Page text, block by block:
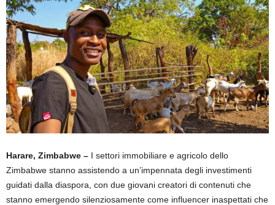
Harare, Zimbabwe – I settori immobiliare e agricolo dello
Zimbabwe stanno assistendo a un’impennata degli investimenti
guidati dalla diaspora, con due giovani creatori di contenuti che
stanno emergendo silenziosamente come influencer inaspettati che